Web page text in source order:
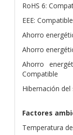
RoHS 6:
EEE:
Ahorro
Ahorro
Ahorro
Compatible
Hibernación
Factores
Temperatura